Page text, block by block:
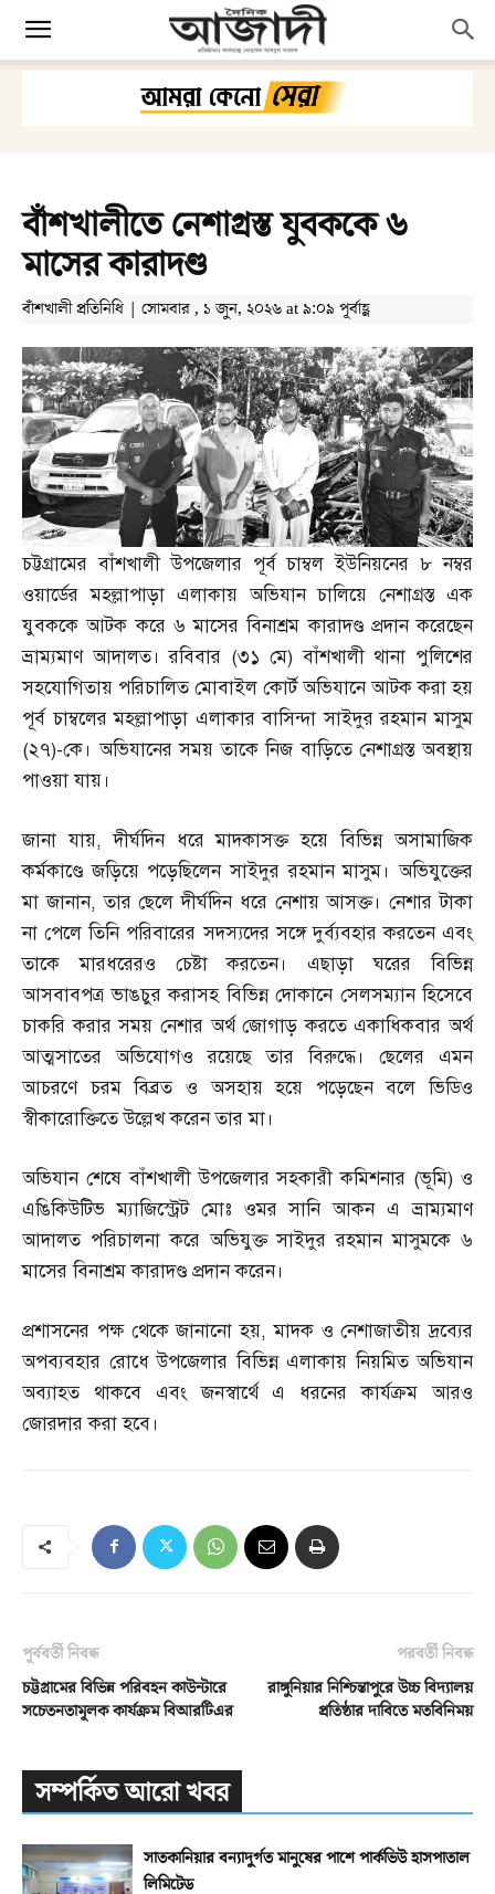
বাঁশখালীতে নেশাগ্রস্ত যুবককে ৬
মাসের কারাদণ্ড
বাঁশখালী প্রতিনিধি | সোমবার , ১ জুন, ২০২৬ at ৯:০৯ পূর্বাহ্ণ
চট্টগ্রামের বাঁশখালী উপজেলার পূর্ব চাম্বল ইউনিয়নের ৮ নম্বর
ওয়ার্ডের মহল্লাপাড়া এলাকায় অভিযান চালিয়ে নেশাগ্রস্ত এক
যুবককে আটক করে ৬ মাসের বিনাশ্রম কারাদণ্ড প্রদান করেছেন
ভ্রাম্যমাণ আদালত। রবিবার (৩১ মে)বাঁশখালী থানা পুলিশের
সহযোগিতায় পরিচালিত মোবাইল কোর্ট অভিযানে আটক করা হয়
পূর্ব চাম্বলের মহল্লাপাড়া এলাকার বাসিন্দা সাইদুর রহমান মাসুম
(২৭)-কে। অভিযানের সময় তাকে নিজ বাড়িতে নেশাগ্রস্ত অবস্থায়
পাওয়া যায়।
জানা যায়,দীর্ঘদিন ধরে মাদকাসক্ত হয়ে বিভিন্ন অসামাজিক
কর্মকাণ্ডে জড়িয়ে পড়েছিলেন সাইদুর রহমান মাসুম। অভিযুক্তের
মা জানান,তার ছেলে দীর্ঘদিন ধরে নেশায় আসক্ত। নেশার টাকা
না পেলে তিনি পরিবারের সদস্যদের সঙ্গে দুর্ব্যবহার করতেন এবং
তাকে মারধরেরও চেষ্টা করতেন। এছাড়া ঘরের বিভিন্ন
আসবাবপত্র ভাঙচুর করাসহ বিভিন্ন দোকানে সেলসম্যান হিসেবে
চাকরি করার সময় নেশার অর্থ জোগাড় করতে একাধিকবার অর্থ
আত্মসাতের অভিযোগও রয়েছে তার বিরুদ্ধে। ছেলের এমন
আচরণে চরম বিব্রত ও অসহায় হয়ে পড়েছেন বলে ভিডিও
স্বীকারোক্তিতে উল্লেখ করেন তার মা।
অভিযান শেষে বাঁশখালী উপজেলার সহকারী কমিশনার (ভূমি)ও
এঙিকিউটিভ ম্যাজিস্ট্রেট মোঃ ওমর সানি আকন এ ভ্রাম্যমাণ
আদালত পরিচালনা করে অভিযুক্ত সাইদুর রহমান মাসুমকে ৬
মাসের বিনাশ্রম কারাদণ্ড প্রদান করেন।
প্রশাসনের পক্ষ থেকে জানানো হয়,মাদক ও নেশাজাতীয় দ্রব্যের
অপব্যবহার রোধে উপজেলার বিভিন্ন এলাকায় নিয়মিত অভিযান
অব্যাহত থাকবে এবং জনস্বার্থে এ ধরনের কার্যক্রম আরও
জোরদার করা হবে।
পূর্ববর্তী নিবন্ধ
চট্টগ্রামের বিভিন্ন পরিবহন কাউন্টারে
সচেতনতামূলক কার্যক্রম বিআরটিএর
পরবর্তী নিবন্ধ
রাঙ্গুনিয়ার নিশ্চিন্তাপুরে উচ্চ বিদ্যালয়
প্রতিষ্ঠার দাবিতে মতবিনিময়
সম্পর্কিত আরো খবর
সাতকানিয়ার বন্যাদুর্গত মানুষের পাশে পার্কভিউ হাসপাতাল
লিমিটেড